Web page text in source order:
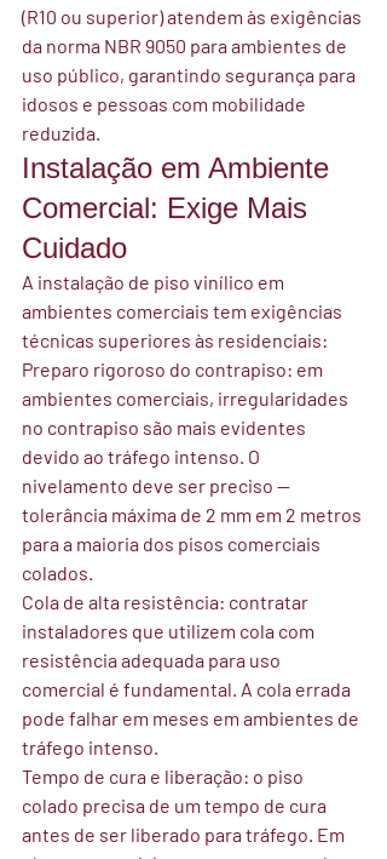
(R10 ou superior) atendem às exigências
da norma NBR 9050 para ambientes de
uso público, garantindo segurança para
idosos e pessoas com mobilidade
reduzida.
Instalação em Ambiente
Comercial: Exige Mais
Cuidado
A instalação de piso vinílico em
ambientes comerciais tem exigências
técnicas superiores às residenciais:
Preparo rigoroso do contrapiso: em
ambientes comerciais, irregularidades
no contrapiso são mais evidentes
devido ao tráfego intenso. O
nivelamento deve ser preciso —
tolerância máxima de 2 mm em 2 metros
para a maioria dos pisos comerciais
colados.
Cola de alta resistência: contratar
instaladores que utilizem cola com
resistência adequada para uso
comercial é fundamental. A cola errada
pode falhar em meses em ambientes de
tráfego intenso.
Tempo de cura e liberação: o piso
colado precisa de um tempo de cura
antes de ser liberado para tráfego. Em